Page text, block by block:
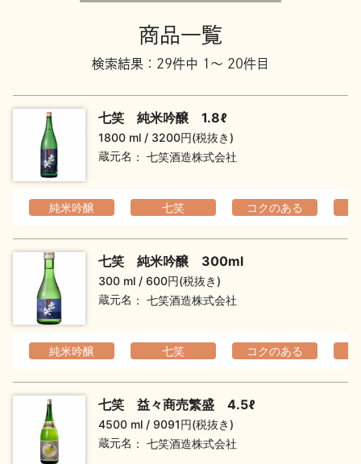
地酒小説
日本酒の楽しみ方特集
商品一覧
検索結果：29件中 1～ 20件目
七笑 純米吟醸 1.8ℓ
1800 ml
3200円(税抜き)
蔵元名
七笑酒造株式会社
純米吟醸 七笑 コクのある
七笑 純米吟醸 300ml
300 ml
600円(税抜き)
蔵元名
七笑酒造株式会社
純米吟醸 七笑 コクのある
七笑 益々商売繁盛 4.5ℓ
4500 ml
9091円(税抜き)
蔵元名
七笑酒造株式会社